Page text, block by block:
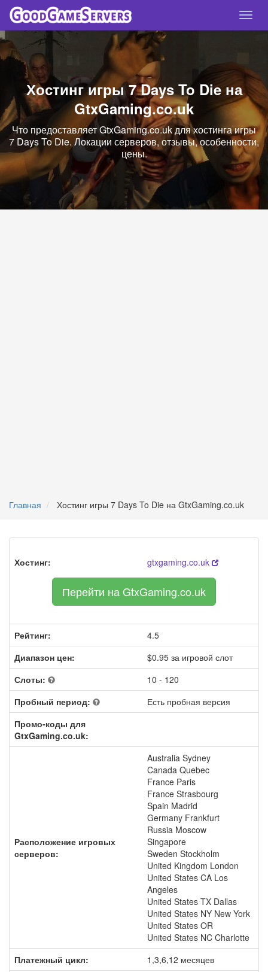
Хостинг игры 7 Days To Die на
GtxGaming.co.uk
Что предоставляет GtxGaming.co.uk для хостинга игры
7 Days To Die. Локации серверов, отзывы, особенности,
цены.
Главная Хостинг игры 7 Days To Die на GtxGaming.co.uk
Хостинг: gtxgaming.co.uk
Перейти на GtxGaming.co.uk
Рейтинг:
4.5
Диапазон цен:
$0.95 за игровой слот
Слоты:
10 - 120
Пробный период:
Есть пробная версия
Промо-коды для
GtxGaming.co.uk:
Расположение игровых
серверов:
Australia Sydney
Canada Quebec
France Paris
France Strasbourg
Spain Madrid
Germany Frankfurt
Russia Moscow
Singapore
Sweden Stockholm
United Kingdom London
United States CA Los
Angeles
United States TX Dallas
United States NY New York
United States OR
United States NC Charlotte
Платежный цикл:
1,3,6,12 месяцев